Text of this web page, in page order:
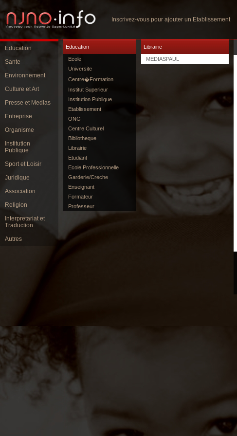
Inscrivez-vous pour ajouter un Etablissement
Education
Sante
Environnement
Culture et Art
Presse et Medias
Entreprise
Organisme
Institution
Publique
Sport et Loisir
Juridique
Association
Religion
Interpretariat et
Traduction
Autres
Education
Ecole
Universite
Centre�Formation
Institut Superieur
Institution Publique
Etablissement
ONG
Centre Culturel
Bibliotheque
Librairie
Etudiant
Ecole Professionnelle
Garderie/Creche
Enseignant
Formateur
Professeur
Librairie
MEDIASPAUL